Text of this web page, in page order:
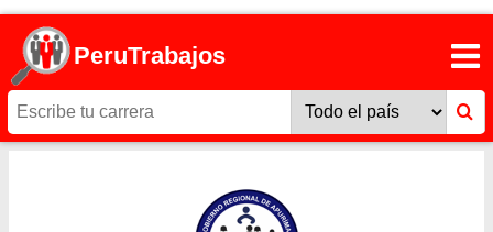
PeruTrabajos